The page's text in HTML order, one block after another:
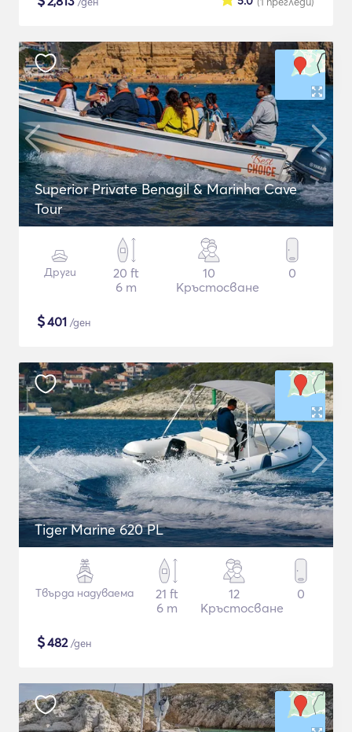
Superior Private Benagil & Marinha Cave
Tour
Други
20 ft
6 m
10
Кръстосване
0
$401 /ден
Tiger Marine 620 PL
Твърда надуваема
21 ft
6 m
12
Кръстосване
0
$482/ден